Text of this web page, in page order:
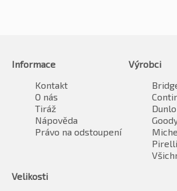
Informace
Kontakt
O nás
Tiráž
Nápověda
Právo na odstoupení
Výrobci
Pirelli
Velikosti